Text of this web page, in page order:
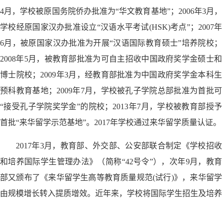
4月，学校被原国务院侨办批准为“华文教育基地”；2006年3月，
学校经原国家汉办批准设立“汉语水平考试(HSK)考点”；2007年
6月，被原国家汉办批准为开展“汉语国际教育硕士”培养院校；
2008年5月，被教育部批准为可自主招收中国政府奖学金硕士和
博士院校；2009年3月，经教育部批准为中国政府奖学金本科生
预科教育基地；2009年7月，学校被孔子学院总部批准为首批可
“接受孔子学院奖学金”的院校；2013年7月，学校被教育部授予
首批“来华留学示范基地”。2017年学校通过来华留学质量认证。
2017年3月，教育部、外交部、公安部联合制定《学校招收
和培养国际学生管理办法》（简称“42号令”），次年9月，教育
部又颁布了《来华留学生高等教育质量规范(试行)》，来华留学
由规模增长转入提质增效。近年来，学校将国际学生招生及培养